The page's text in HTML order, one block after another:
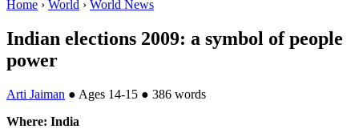
Home › World › World News
Indian elections 2009: a symbol of people
power
Arti Jaiman ● Ages 14-15 ● 386 words
Where: India